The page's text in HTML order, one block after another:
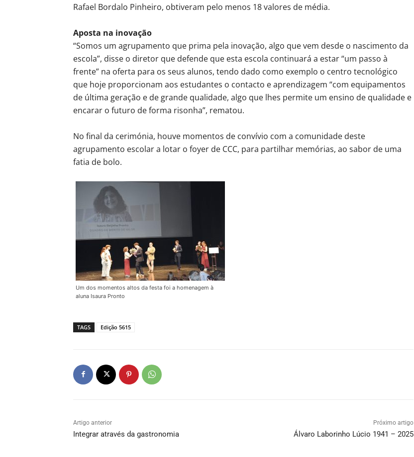
Rafael Bordalo Pinheiro, obtiveram pelo menos 18 valores de média.
Aposta na inovação
“Somos um agrupamento que prima pela inovação, algo que vem desde o nascimento da
escola”, disse o diretor que defende que esta escola continuará a estar “um passo à
frente” na oferta para os seus alunos, tendo dado como exemplo o centro tecnológico
que hoje proporcionam aos estudantes o contacto e aprendizagem “com equipamentos
de última geração e de grande qualidade, algo que lhes permite um ensino de qualidade e
encarar o futuro de forma risonha”, rematou.
No final da cerimónia, houve momentos de convívio com a comunidade deste
agrupamento escolar a lotar o foyer de CCC, para partilhar memórias, ao sabor de uma
fatia de bolo.
Um dos momentos altos da festa foi a homenagem à
aluna Isaura Pronto
TAGS Edição 5615
Artigo anterior
Integrar através da gastronomia
Próximo artigo
Álvaro Laborinho Lúcio 1941 – 2025